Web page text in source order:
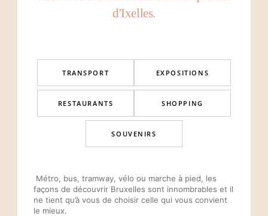
d'Ixelles.
TRANSPORT EXPOSITIONS
RESTAURANTS SHOPPING
SOUVENIRS
Métro, bus, tramway, vélo ou marche à pied, les
façons de découvrir Bruxelles sont innombrables et il
ne tient qu’à vous de choisir celle qui vous convient
le mieux.